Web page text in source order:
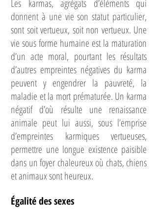
Les karmas, agrégats d’éléments qui
donnent à une vie son statut particulier,
sont soit vertueux, soit non vertueux. Une
vie sous forme humaine est la maturation
d’un acte moral, pourtant les résultats
d’autres empreintes négatives du karma
peuvent y engendrer la pauvreté, la
maladie et la mort prématurée. Un karma
négatif d’où résulte une renaissance
animale peut lui aussi, sous l’emprise
d’empreintes karmiques vertueuses,
permettre une longue existence paisible
dans un foyer chaleureux où chats, chiens
et animaux sont heureux.
Égalité des sexes